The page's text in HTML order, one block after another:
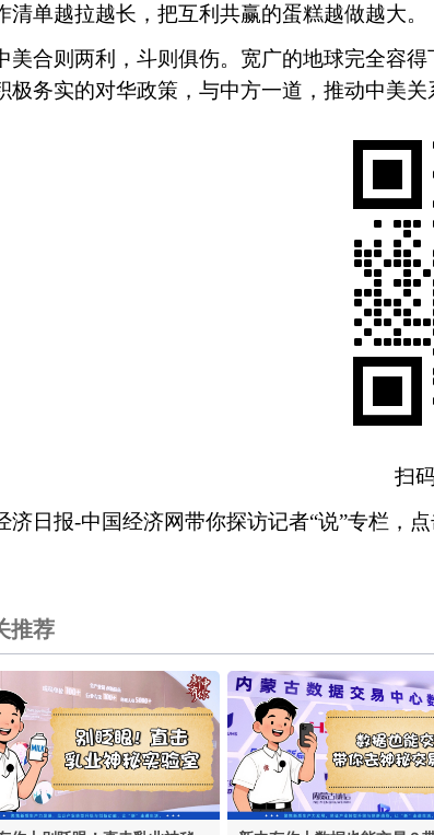
清单越拉越长，把互利共赢的蛋糕越做越大。
则两利，斗则俱伤。宽广的地球完全容得
极务实的对华政策，与中方一道，推动中美
扫
济日报-中国经济网带你探访记者“说”专栏，点
推荐